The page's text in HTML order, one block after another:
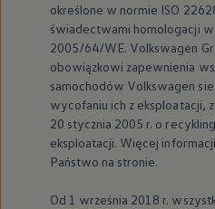
określone w normie ISO
świadectwami homologacji
2005/64/WE. Volkswagen
obowiązkowi zapewnienia
samochodów Volkswagen
wycofaniu ich z eksploatacji,
20 stycznia 2005 r. o
eksploatacji. Więcej
Państwo na stronie.
Od 1 września 2018 r.